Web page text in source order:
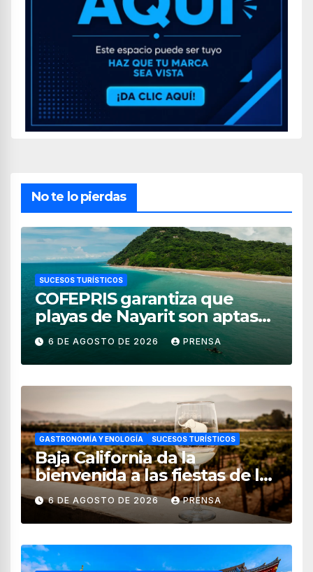
No te lo pierdas
SUCESOS TURÍSTICOS
COFEPRIS garantiza que
playas de Nayarit son aptas
para uso recreativo
6 DE AGOSTO DE 2026 PRENSA
GASTRONOMÍA Y ENOLOGÍA SUCESOS TURÍSTICOS
Baja California da la
bienvenida a las fiestas de la
vendimia 2026
6 DE AGOSTO DE 2026 PRENSA